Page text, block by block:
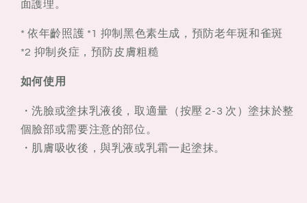
面護理。
* 依年齡照護 *1 抑制黑色素生成，預防老年斑和雀斑
*2 抑制炎症，預防皮膚粗糙
如何使用
・洗臉或塗抹乳液後，取適量（按壓 2-3 次）塗抹於整
個臉部或需要注意的部位。
・肌膚吸收後，與乳液或乳霜一起塗抹。